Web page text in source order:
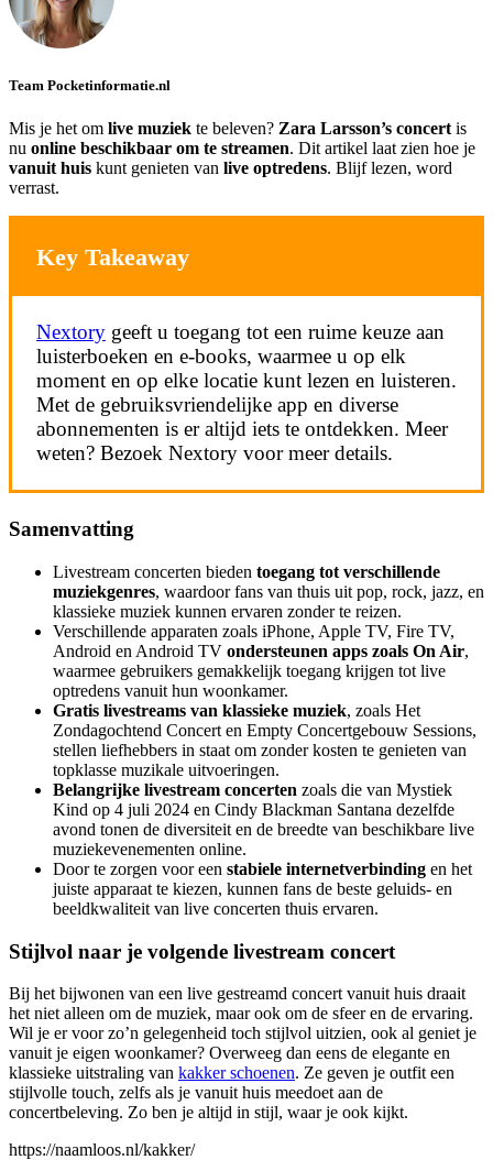
Team Pocketinformatie.nl
Mis je het om live muziek te beleven? Zara Larsson’s concert is
nu online beschikbaar om te streamen. Dit artikel laat zien hoe je
vanuit huis kunt genieten van live optredens. Blijf lezen, word
verrast.
Key Takeaway
Nextory geeft u toegang tot een ruime keuze aan
luisterboeken en e-books, waarmee u op elk
moment en op elke locatie kunt lezen en luisteren.
Met de gebruiksvriendelijke app en diverse
abonnementen is er altijd iets te ontdekken. Meer
weten? Bezoek Nextory voor meer details.
Samenvatting
Livestream concerten bieden toegang tot verschillende
muziekgenres, waardoor fans van thuis uit pop, rock, jazz, en
klassieke muziek kunnen ervaren zonder te reizen.
Verschillende apparaten zoals iPhone, Apple TV, Fire TV,
Android en Android TV ondersteunen apps zoals On Air,
waarmee gebruikers gemakkelijk toegang krijgen tot live
optredens vanuit hun woonkamer.
Gratis livestreams van klassieke muziek, zoals Het
Zondagochtend Concert en Empty Concertgebouw Sessions,
stellen liefhebbers in staat om zonder kosten te genieten van
topklasse muzikale uitvoeringen.
Belangrijke livestream concerten zoals die van Mystiek
Kind op 4 juli 2024 en Cindy Blackman Santana dezelfde
avond tonen de diversiteit en de breedte van beschikbare live
muziekevenementen online.
Door te zorgen voor een stabiele internetverbinding en het
juiste apparaat te kiezen, kunnen fans de beste geluids- en
beeldkwaliteit van live concerten thuis ervaren.
Stijlvol naar je volgende livestream concert
Bij het bijwonen van een live gestreamd concert vanuit huis draait
het niet alleen om de muziek, maar ook om de sfeer en de ervaring.
Wil je er voor zo’n gelegenheid toch stijlvol uitzien, ook al geniet je
vanuit je eigen woonkamer? Overweeg dan eens de elegante en
klassieke uitstraling van kakker schoenen. Ze geven je outfit een
stijlvolle touch, zelfs als je vanuit huis meedoet aan de
concertbeleving. Zo ben je altijd in stijl, waar je ook kijkt.
https://naamloos.nl/kakker/